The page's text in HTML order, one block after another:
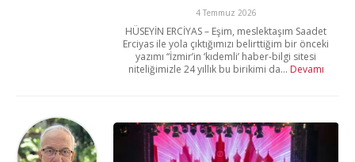
4 Temmuz 2026
HÜSEYİN ERCİYAS – Eşim, meslektaşım Saadet
Erciyas ile yola çıktığımızı belirttiğim bir önceki
yazımı “İzmir’in ‘kıdemli’ haber-bilgi sitesi
niteliğimizle 24 yıllık bu birikimi da... Devamı